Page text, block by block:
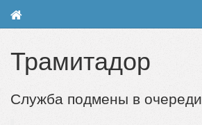
Трамитадор
Служба подмены в очереди